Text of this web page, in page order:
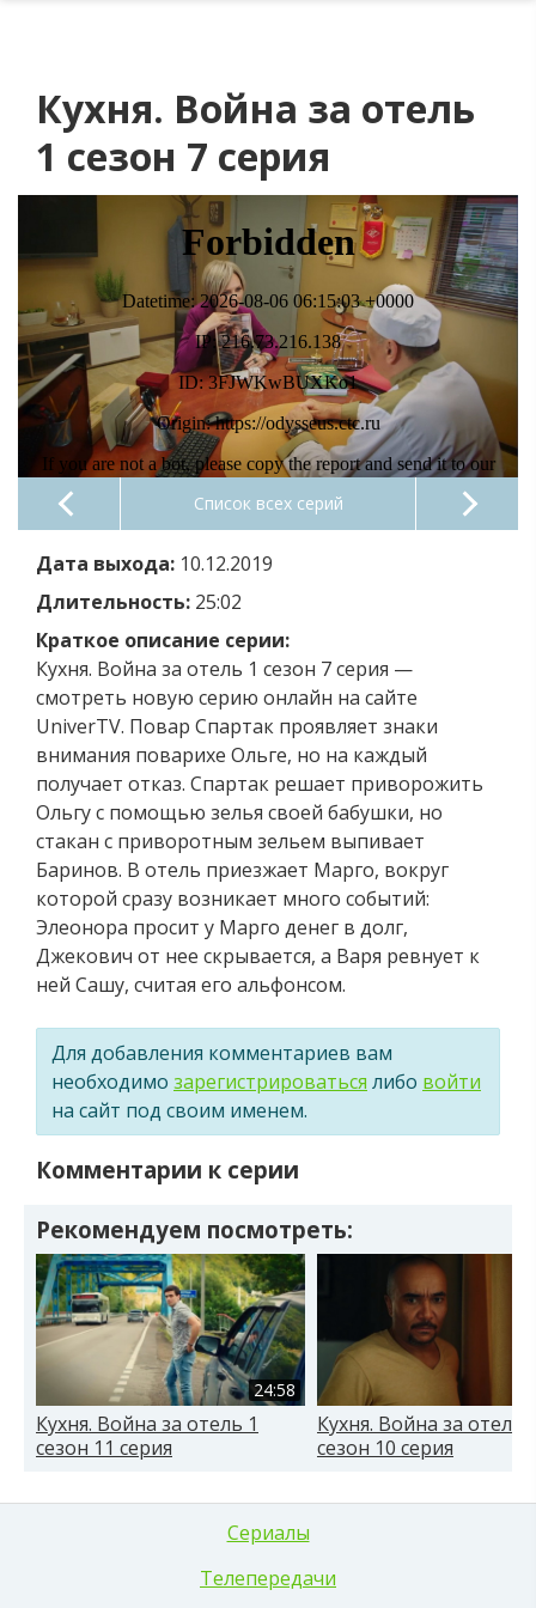
Кухня. Война за отель
1 сезон 7 серия
Список всех серий
Дата выхода: 10.12.2019
Длительность: 25:02
Краткое описание серии:
Кухня. Война за отель 1 сезон 7 серия —
смотреть новую серию онлайн на сайте
UniverTV. Повар Спартак проявляет знаки
внимания поварихе Ольге, но на каждый
получает отказ. Спартак решает приворожить
Ольгу с помощью зелья своей бабушки, но
стакан с приворотным зельем выпивает
Баринов. В отель приезжает Марго, вокруг
которой сразу возникает много событий:
Элеонора просит у Марго денег в долг,
Джекович от нее скрывается, а Варя ревнует к
ней Сашу, считая его альфонсом.
Для добавления комментариев вам
необходимо зарегистрироваться либо войти
на сайт под своим именем.
Комментарии к серии
Рекомендуем посмотреть:
24:58
Кухня. Война за отель 1
сезон 11 серия
Кухня. Война за отель
сезон 10 серия
Сериалы
Телепередачи